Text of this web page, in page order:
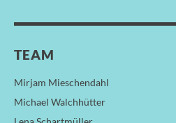
TEAM
Mirjam Mieschendahl
Michael Walchhütter